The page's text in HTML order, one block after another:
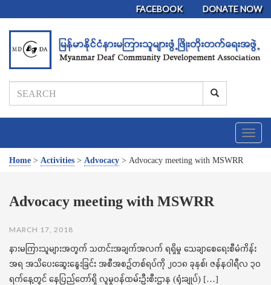
FACEBOOK DONATE NOW
T
o
g
a
Home > Activities > Advocacy > Advocacy meeting with MSWRR
Advocacy meeting with MSWRR
MARCH 17, 2018
နားမကြားသူများအတွက် သတင်းအချက်အလက် ရရှိမှု သေချာစေရေးစီမံကိန်း
အရ အသိပေးဆွေးနွေးခြင်း အစီအစဉ်တစ်ရပ်ကို ၂၀၁၈ ခုနှစ်၊ ဇန်နဝါရီလ ၃၀
ရက်နေ့တွင် နေပြည်တော်ရှိ လူမှုဝန်ထမ်းဦးစီးဌာန (ရုံးချုပ်) […]